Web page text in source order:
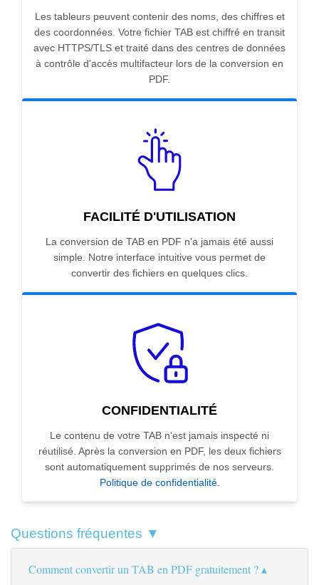
Les tableurs peuvent contenir des noms, des chiffres et
des coordonnées. Votre fichier TAB est chiffré en transit
avec HTTPS/TLS et traité dans des centres de données
à contrôle d'accès multifacteur lors de la conversion en
PDF.
FACILITÉ D'UTILISATION
La conversion de TAB en PDF n'a jamais été aussi
simple. Notre interface intuitive vous permet de
convertir des fichiers en quelques clics.
CONFIDENTIALITÉ
Le contenu de votre TAB n'est jamais inspecté ni
réutilisé. Après la conversion en PDF, les deux fichiers
sont automatiquement supprimés de nos serveurs.
Politique de confidentialité.
Questions fréquentes ▼
Comment convertir un TAB en PDF gratuitement ?